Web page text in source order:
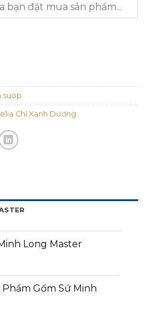
suop
Chỉ Xanh Dương
Long Master
Gốm Sứ Minh